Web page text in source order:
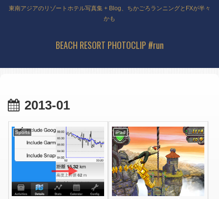
東南アジアのリゾートホテル写真集 + Blog、ちかごろランニングとFXが半々
かも
BEACH RESORT PHOTOCLIP #run
2013-01
Sports iPad